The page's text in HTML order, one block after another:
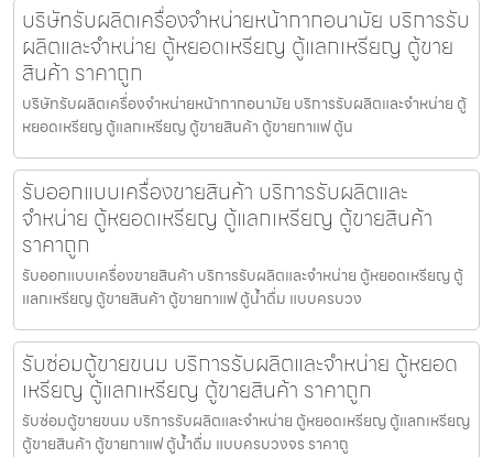
บริษัทรับผลิตเครื่องจำหน่ายหน้ากากอนามัย บริการรับ
ผลิตและจำหน่าย ตู้หยอดเหรียญ ตู้แลกเหรียญ ตู้ขาย
สินค้า ราคาถูก
บริษัทรับผลิตเครื่องจำหน่ายหน้ากากอนามัย บริการรับผลิตและจำหน่าย ตู้
หยอดเหรียญ ตู้แลกเหรียญ ตู้ขายสินค้า ตู้ขายกาแฟ ตู้น
รับออกแบบเครื่องขายสินค้า บริการรับผลิตและ
จำหน่าย ตู้หยอดเหรียญ ตู้แลกเหรียญ ตู้ขายสินค้า
ราคาถูก
รับออกแบบเครื่องขายสินค้า บริการรับผลิตและจำหน่าย ตู้หยอดเหรียญ ตู้
แลกเหรียญ ตู้ขายสินค้า ตู้ขายกาแฟ ตู้น้ำดื่ม แบบครบวง
รับซ่อมตู้ขายขนม บริการรับผลิตและจำหน่าย ตู้หยอด
เหรียญ ตู้แลกเหรียญ ตู้ขายสินค้า ราคาถูก
รับซ่อมตู้ขายขนม บริการรับผลิตและจำหน่าย ตู้หยอดเหรียญ ตู้แลกเหรียญ
ตู้ขายสินค้า ตู้ขายกาแฟ ตู้น้ำดื่ม แบบครบวงจร ราคาถู